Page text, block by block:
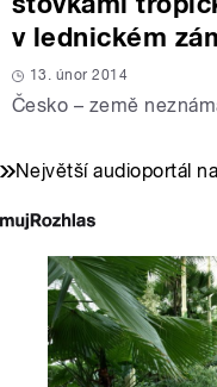
v lednickém
13. únor 2014
Česko – země
Největší audioportál